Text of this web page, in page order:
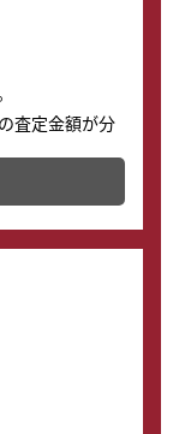
査定金額が分